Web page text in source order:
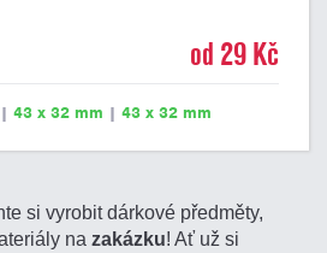
od 29 Kč
| 43 x 32 mm | 43 x 32 mm
si vyrobit dárkové předměty,
nazakázku! Ať už si